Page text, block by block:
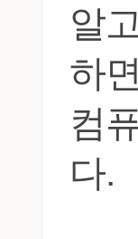
알
하
컴
다.